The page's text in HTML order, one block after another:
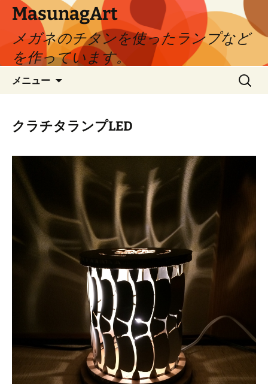
ツ
ス
MasunagArt
メガネのチタンを使ったランプなど
を作っています。
メニュー
検
索:
クラチタランプLED